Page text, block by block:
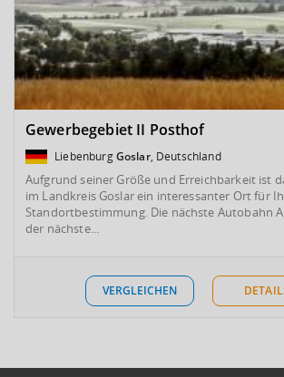
Gewerbegebiet II Posthof
LiebenburgGoslar, Deutschland
Aufgrund seiner Größe und Erreichbarkeit ist
im Landkreis Goslar ein interessanter Ort für
Standortbestimmung. Die nächste Autobahn
der nächste...
VERGLEICHEN